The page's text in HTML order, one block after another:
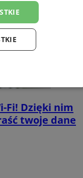
Fi! Dzięki nim
twoje dane
Targetowanie